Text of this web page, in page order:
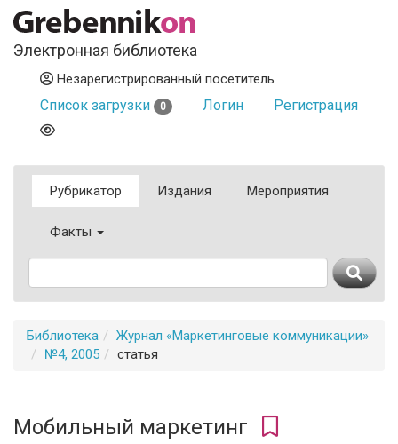
Электронная библиотека
Незарегистрированный посетитель
Список загрузки 0 Логин Регистрация
Рубрикатор Издания Мероприятия
Факты
Библиотека
Журнал «Маркетинговые коммуникации»
№4, 2005
статья
Мобильный маркетинг